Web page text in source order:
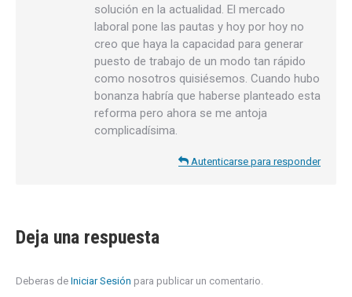
solución en la actualidad. El mercado
laboral pone las pautas y hoy por hoy no
creo que haya la capacidad para generar
puesto de trabajo de un modo tan rápido
como nosotros quisiésemos. Cuando hubo
bonanza habría que haberse planteado esta
reforma pero ahora se me antoja
complicadísima.
Autenticarse para responder
Deja una respuesta
Deberas de Iniciar Sesión para publicar un comentario.